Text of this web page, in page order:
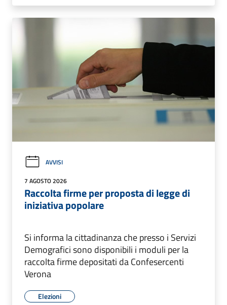
AVVISI
7 AGOSTO 2026
Raccolta firme per proposta di legge di
iniziativa popolare
Si informa la cittadinanza che presso i Servizi
Demografici sono disponibili i moduli per la
raccolta firme depositati da Confesercenti
Verona
Elezioni